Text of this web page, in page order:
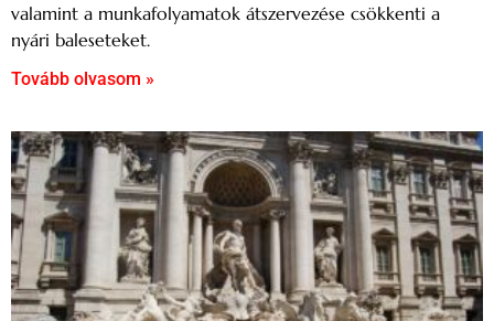
valamint a munkafolyamatok átszervezése csökkenti a
nyári baleseteket.
Tovább olvasom »